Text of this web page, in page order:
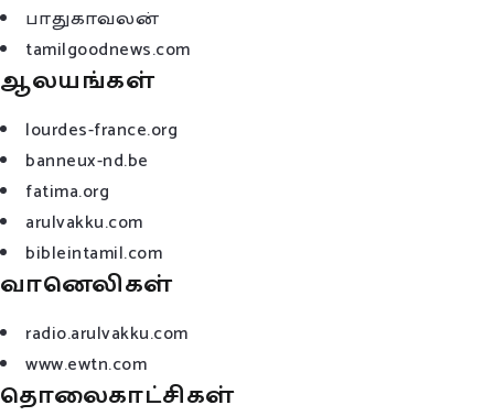
பாதுகாவலன்
tamilgoodnews.com
ஆலயங்கள்
lourdes-france.org
banneux-nd.be
fatima.org
arulvakku.com
bibleintamil.com
வானெலிகள்
radio.arulvakku.com
www.ewtn.com
தொலைகாட்சிகள்